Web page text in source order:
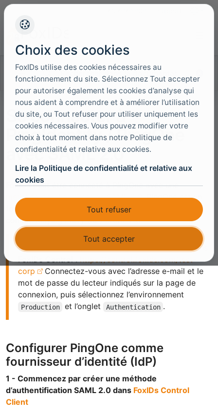
Langues
Rechercher dans la documentation
Se connecter à
PingIdentity / PingOne
avec SAML 2.0
FoxIDs peut être connecté à PingOne avec une
méthode d’authentification SAML 2.0. PingOne est un
fournisseur d’identité SAML 2.0 (IdP) et FoxIDs agit
comme Relying Party (RP) SAML 2.0.
Consultez l’exemple de configuration PingOne dans
FoxIDs Control :https://control.foxids.com/test-
corp
Connectez-vous avec l’adresse e-mail et le
mot de passe du lecteur indiqués sur la page de
connexion, puis sélectionnez l’environnement
Production et l’onglet Authentication .
Configurer PingOne comme
fournisseur d’identité (IdP)
1 - Commencez par créer une méthode
d’authentification SAML 2.0 dans FoxIDs Control
Client
Choix des cookies
FoxIDs utilise des cookies nécessaires au
fonctionnement du site. Sélectionnez Tout accepter
pour autoriser également les cookies d’analyse qui
nous aident à comprendre et à améliorer l’utilisation
du site, ou Tout refuser pour utiliser uniquement les
cookies nécessaires. Vous pouvez modifier votre
choix à tout moment dans notre Politique de
confidentialité et relative aux cookies.
Lire la Politique de confidentialité et relative aux
cookies
Tout refuser
Tout accepter